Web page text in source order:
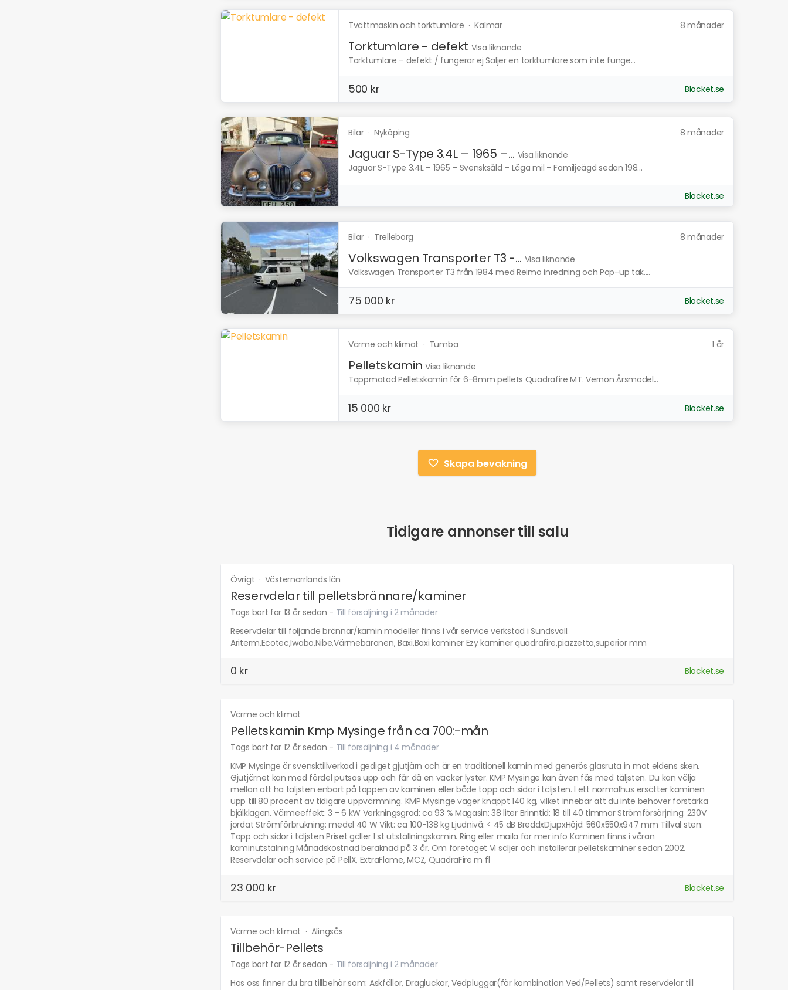
Tvättmaskin och torktumlare ·Kalmar 8 månader
Torktumlare - defekt Visa liknande
Torktumlare – defekt / fungerar ej Säljer en torktumlare som inte funge...
500 kr Blocket.se
Bilar· Nyköping 8 månader
Jaguar S-Type 3.4L – 1965 –... Visa liknande
Jaguar S-Type 3.4L – 1965 – Svensksåld – Låga mil – Familjeägd sedan 198...
Blocket.se
Bilar· Trelleborg 8 månader
Volkswagen Transporter T3 -... Visa liknande
Volkswagen Transporter T3 från 1984 med Reimo inredning och Pop-up tak....
75 000 kr Blocket.se
Värme och klimat · Tumba 1 år
Pelletskamin Visa liknande
Toppmatad Pelletskamin för 6-8mm pellets Quadrafire MT. Vernon Årsmodel...
15 000 kr Blocket.se
Skapa bevakning
Tidigare annonser till salu
Övrigt · Västernorrlands län
Reservdelar till pelletsbrännare/kaminer
Togs bort för 13 år sedan - Till försäljning i 2 månader
Reservdelar till följande brännar/kamin modeller finns i vår service verkstad i Sundsvall.
Ariterm,Ecotec,Iwabo,Nibe,Värmebaronen, Baxi,Baxi kaminer Ezy kaminer quadrafire,piazzetta,superior mm
0 kr Blocket.se
Värme och klimat
Pelletskamin Kmp Mysinge från ca 700:-mån
Togs bort för 12 år sedan - Till försäljning i 4 månader
KMP Mysinge är svensktillverkad i gediget gjutjärn och är en traditionell kamin med generös glasruta in mot eldens sken.
Gjutjärnet kan med fördel putsas upp och får då en vacker lyster. KMP Mysinge kan även fås med täljsten. Du kan välja
mellan att ha täljsten enbart på toppen av kaminen eller både topp och sidor i täljsten. I ett normalhus ersätter kaminen
upp till 80 procent av tidigare uppvärmning. KMP Mysinge väger knappt 140 kg, vilket innebär att du inte behöver förstärka
bjälklagen. Värmeeffekt: 3 - 6 kW Verkningsgrad: ca 93 % Magasin: 38 liter Brinntid: 18 till 40 timmar Strömförsörjning: 230V
jordat Strömförbrukning: medel 40 W Vikt: ca 100-138 kg Ljudnivå: < 45 dB BreddxDjupxHöjd: 560x550x947 mm Tillval sten:
Topp och sidor i täljsten Priset gäller 1 st utställningskamin. Ring eller maila för mer info Kaminen finns i våran
kaminutstälning Månadskostnad beräknad på 3 år. Om företaget Vi säljer och installerar pelletskaminer sedan 2002.
Reservdelar och service på PellX, ExtraFlame, MCZ, QuadraFire m fl
23 000 kr Blocket.se
Värme och klimat · Alingsås
Tillbehör-Pellets
Togs bort för 12 år sedan - Till försäljning i 2 månader
Hos oss finner du bra tillbehör som: Askfällor, Dragluckor, Vedpluggar(för kombination Ved/Pellets) samt reservdelar till